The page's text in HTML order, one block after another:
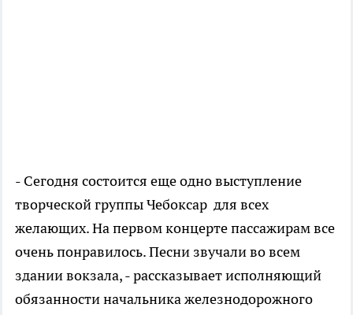
- Сегодня состоится еще одно выступление
творческой группы Чебоксар для всех
желающих. На первом концерте пассажирам все
очень понравилось. Песни звучали во всем
здании вокзала, - рассказывает исполняющий
обязанности начальника железнодорожного